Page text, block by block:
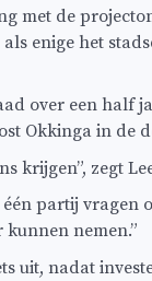
met de
enige het
over een
Okkinga in de
krijgen”, zegt
partij
nemen.”
nadat